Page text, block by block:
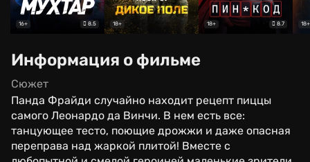
16+ 8.5 18+ 18+ 8.7 18+
Информация о фильме
Сюжет
Панда Фрайди случайно находит рецепт пиццы
самого Леонардо да Винчи. В нем есть все:
танцующее тесто, поющие дрожжи и даже опасная
переправа над жаркой плитой! Вместе с